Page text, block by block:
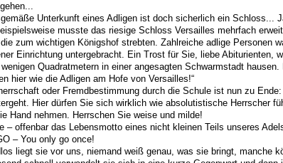
Unterkunft eines Adligen ist doch sicherlich ein Schloss...
musste das riesige Schloss Versailles mehrfach
zum wichtigen Königshof strebten. Zahlreiche adlige Personen
Einrichtung untergebracht. Ein Trost für Sie, liebe Abiturienten,
Quadratmetern in einer angesagten Schwarmstadt hausen.
hier wie die Adligen am Hofe von Versailles!“
oder Fremdbestimmung durch die Schule ist nun zu
Hier dürfen Sie sich wirklich wie absolutistische Herrscher
Hand nehmen. Herrschen Sie weise und milde!
– offenbar das Lebensmotto eines nicht kleinen Teils unseres
– You only go once!
liegt sie vor uns, niemand weiß genau, was sie bringt, manche